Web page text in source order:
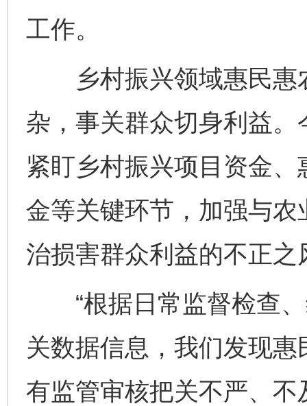
工作。
乡村振兴领域惠民惠
杂，事关群众切身利益
紧盯乡村振兴项目资金
金等关键环节，加强与
治损害群众利益的不正之
“根据日常监督检查、
关数据信息，我们发现
有监管审核把关不严、